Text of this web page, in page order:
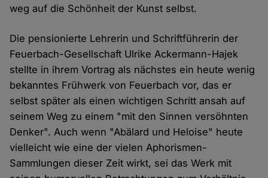
weg auf die Schönheit der Kunst selbst.
Die pensionierte Lehrerin und Schriftführerin der
Feuerbach-Gesellschaft Ulrike Ackermann-Hajek
stellte in ihrem Vortrag als nächstes ein heute wenig
bekanntes Frühwerk von Feuerbach vor, das er
selbst später als einen wichtigen Schritt ansah auf
seinem Weg zu einem "mit den Sinnen versöhnten
Denker". Auch wenn "Abälard und Heloise" heute
vielleicht wie eine der vielen Aphorismen-
Sammlungen dieser Zeit wirkt, sei das Werk mit